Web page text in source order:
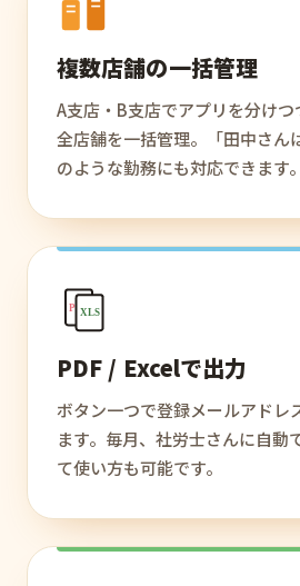
複数店舗の一括管理
A支店・B支店でアプリを分け
全店舗を一括管理。「田中さん
のような勤務にも対応できます。
PDFXLS
PDF / Excelで出力
ボタン一つで登録メールアドレ
ます。毎月、社労士さんに自動
て使い方も可能です。